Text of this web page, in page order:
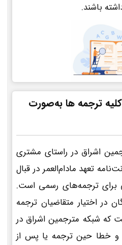
باشند.
ترجمه ها به‌صورت
اشراق در راستای مشتری
تعهد مادام‌العمر در قبال
برای ترجمه‌های رسمی است.
در اختیار متقاضیان ترجمه
که شبکه مترجمین اشراق در
و خطا حین ترجمه یا پس از